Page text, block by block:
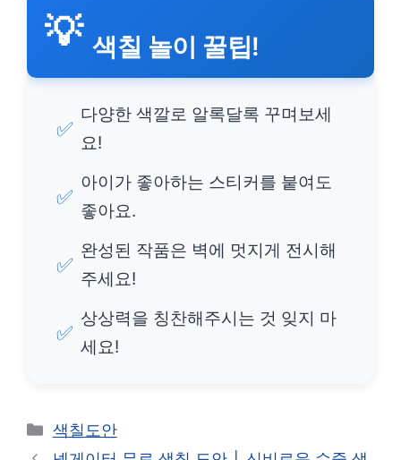
💡 색칠 놀이 꿀팁!
✅
다양한 색깔로 알록달록 꾸며보세
요!
✅
아이가 좋아하는 스티커를 붙여도
좋아요.
✅
완성된 작품은 벽에 멋지게 전시해
주세요!
✅
상상력을 칭찬해주시는 것 잊지 마
세요!
카
테
색칠도안